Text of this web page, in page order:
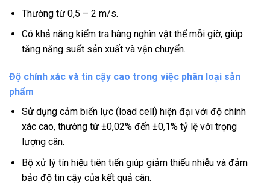
Thường từ 0,5 – 2 m/s.
Có khả năng kiểm tra hàng nghìn vật thể mỗi giờ, giúp
tăng năng suất sản xuất và vận chuyển.
Độ chính xác và tin cậy cao trong việc phân loại sản
phẩm
Sử dụng cảm biến lực (load cell) hiện đại với độ chính
xác cao, thường từ ±0,02% đến ±0,1% tỷ lệ với trọng
lượng cân.
Bộ xử lý tín hiệu tiên tiến giúp giảm thiểu nhiễu và đảm
bảo độ tin cậy của kết quả cân.